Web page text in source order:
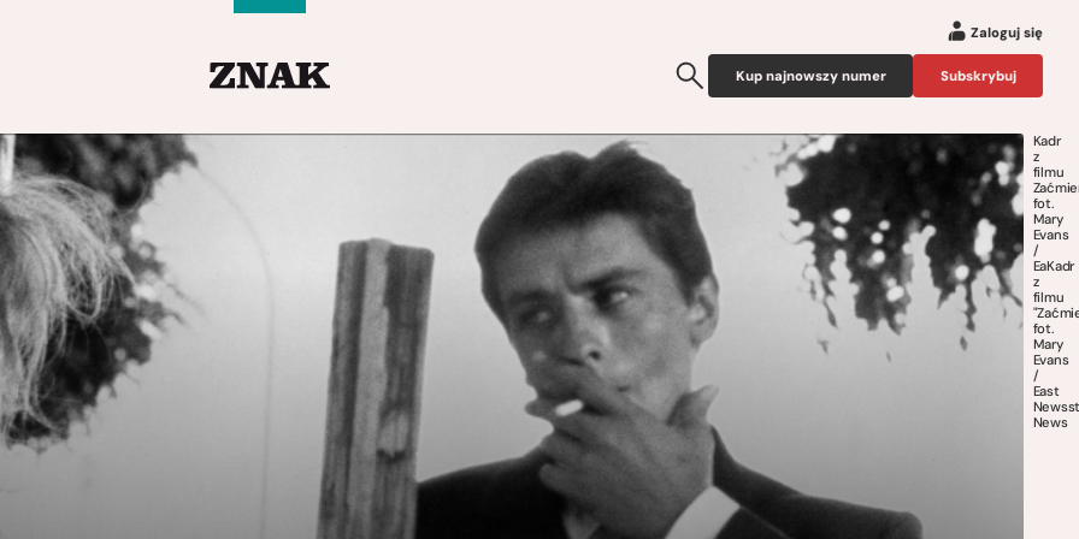
Zaloguj się
Kup najnowszy numer Subskrybuj
Kadr
z
filmu
fot.
Mary
Evans
/
EaKadr
z
filmu
fot.
Mary
Evans
/
East
News